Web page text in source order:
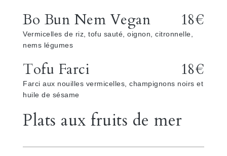
Bo Bun Nem Vegan 18€
Vermicelles de riz, tofu sauté, oignon, citronnelle,
nems légumes
Tofu Farci 18€
Farci aux nouilles vermicelles, champignons noirs et
huile de sésame
Plats aux fruits de mer